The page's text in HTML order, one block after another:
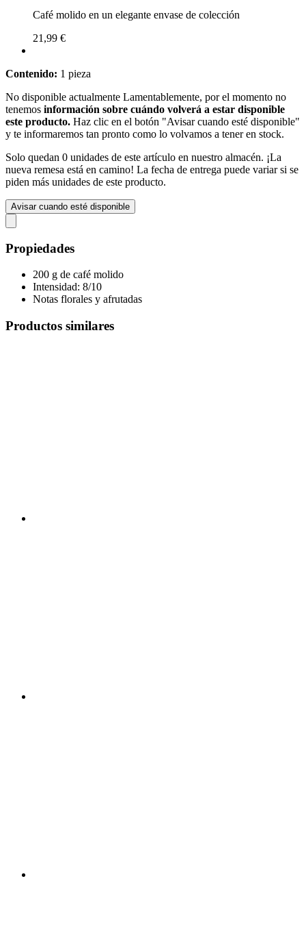
Café molido en un elegante envase de colección
21,99 €
Contenido: 1 pieza
No disponible actualmente Lamentablemente, por el momento no
tenemos información sobre cuándo volverá a estar disponible
este producto. Haz clic en el botón "Avisar cuando esté disponible"
y te informaremos tan pronto como lo volvamos a tener en stock.
Solo quedan 0 unidades de este artículo en nuestro almacén. ¡La
nueva remesa está en camino! La fecha de entrega puede variar si se
piden más unidades de este producto.
Avisar cuando esté disponible
Propiedades
200 g de café molido
Intensidad: 8/10
Notas florales y afrutadas
Productos similares